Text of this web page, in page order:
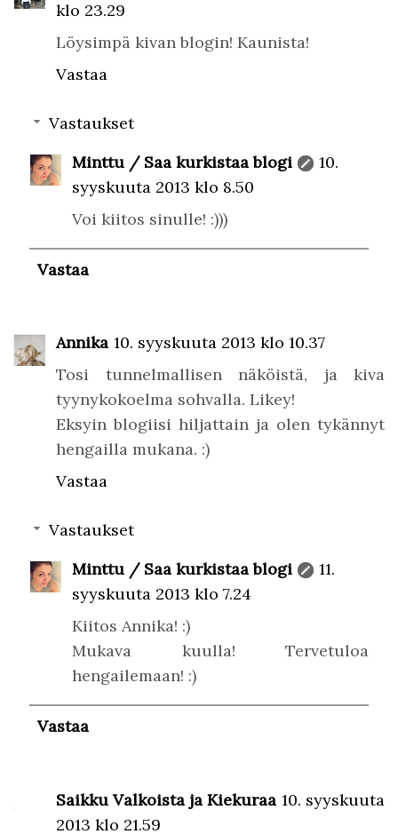
klo 23.29
Löysimpä kivan blogin! Kaunista!
Vastaa
Vastaukset
Minttu / Saa kurkistaa blogi
10.
syyskuuta 2013 klo 8.50
Voi kiitos sinulle! :)))
Vastaa
Annika 10. syyskuuta 2013 klo 10.37
Tosi tunnelmallisen näköistä, ja kiva
tyynykokoelma sohvalla. Likey!
Eksyin blogiisi hiljattain ja olen tykännyt
hengailla mukana. :)
Vastaa
Vastaukset
Minttu / Saa kurkistaa blogi
11.
syyskuuta 2013 klo 7.24
Kiitos Annika! :)
Mukava kuulla! Tervetuloa
hengailemaan! :)
Vastaa
Saikku Valkoista ja Kiekuraa 10. syyskuuta
2013 klo 21.59